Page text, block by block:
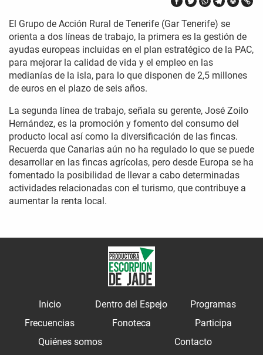
El Grupo de Acción Rural de Tenerife (Gar Tenerife) se
orienta a dos líneas de trabajo, la primera es la gestión de
ayudas europeas incluidas en el plan estratégico de la PAC,
para mejorar la calidad de vida y el empleo en las
medianías de la isla, para lo que disponen de 2,5 millones
de euros en el plazo de seis años.
La segunda línea de trabajo, señala su gerente, José Zoilo
Hernández, es la promoción y fomento del consumo del
producto local así como la diversificación de las fincas.
Recuerda que Canarias aún no ha regulado lo que se puede
desarrollar en las fincas agrícolas, pero desde Europa se ha
fomentado la posibilidad de llevar a cabo determinadas
actividades relacionadas con el turismo, que contribuye a
aumentar la renta local.
Inicio Dentro del Espejo
Programas
Frecuencias
Fonoteca
Participa
Quiénes somos
Contacto